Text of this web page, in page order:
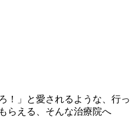
！」と愛されるような、行っ
らえる、そんな治療院へ